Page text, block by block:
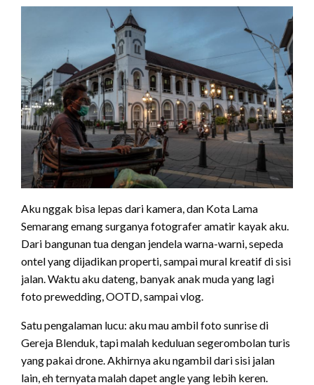
Aku nggak bisa lepas dari kamera, dan Kota Lama
Semarang emang surganya fotografer amatir kayak aku.
Dari bangunan tua dengan jendela warna-warni, sepeda
ontel yang dijadikan properti, sampai mural kreatif di sisi
jalan. Waktu aku dateng, banyak anak muda yang lagi
foto prewedding, OOTD, sampai vlog.
Satu pengalaman lucu: aku mau ambil foto sunrise di
Gereja Blenduk, tapi malah keduluan segerombolan turis
yang pakai drone. Akhirnya aku ngambil dari sisi jalan
lain, eh ternyata malah dapet angle yang lebih keren.